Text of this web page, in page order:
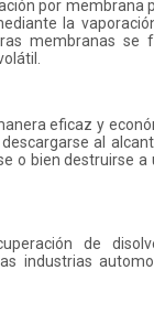
por membrana
la
membranas se
eficaz y
al
o bien destruirse
de
industrias